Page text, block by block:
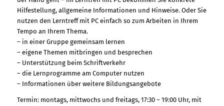
Hilfestellung, allgemeine Informationen und Hinweise. Oder Sie
nutzen den Lerntreff mit PC einfach so zum Arbeiten in Ihrem
Tempo an Ihrem Thema.
– in einer Gruppe gemeinsam lernen
– eigene Themen mitbringen und besprechen
– Unterstützung beim Schriftverkehr
– die Lernprogramme am Computer nutzen
– Informationen über weitere Bildungsangebote
Termin: montags, mittwochs und freitags, 17:30 – 19:00 Uhr, mit